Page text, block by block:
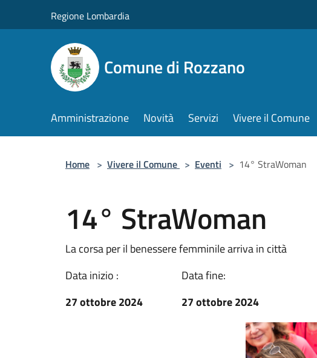
Regione Lombardia
Comune di Rozzano
Amministrazione Novità Servizi Vivere il Comune
Home > Vivere il Comune > Eventi > 14° StraWoman
14° StraWoman
La corsa per il benessere femminile arriva in città
Data inizio :
27 ottobre 2024
Data fine:
27 ottobre 2024